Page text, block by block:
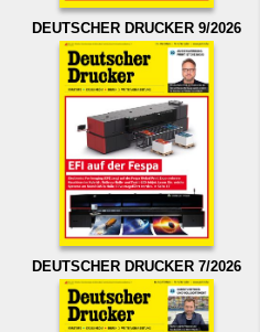
DEUTSCHER DRUCKER 9/2026
DEUTSCHER DRUCKER 7/2026